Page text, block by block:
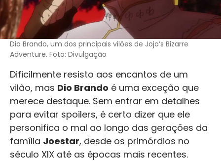
Dio Brando, um dos principais vilões de Jojo’s Bizarre
Adventure. Foto: Divulgação
Dificilmente resisto aos encantos de um
vilão, mas Dio Brando é uma exceção que
merece destaque. Sem entrar em detalhes
para evitar spoilers, é certo dizer que ele
personifica o mal ao longo das gerações da
família Joestar, desde os primórdios no
século XIX até as épocas mais recentes.